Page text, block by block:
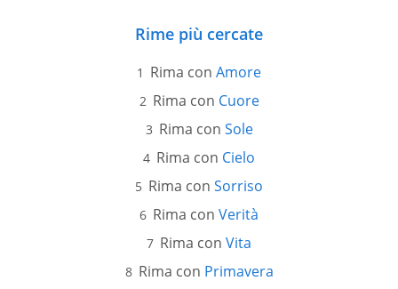
Rime più cercate
Rima con Amore
Rima con Cuore
Rima con Sole
Rima con Cielo
Rima con Sorriso
Rima con Verità
Rima con Vita
Rima con Primavera